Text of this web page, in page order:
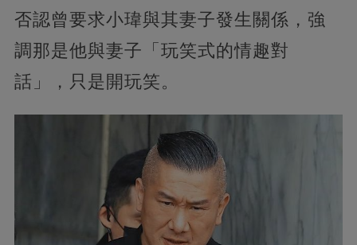
否認曾要求小瑋與其妻子發生關係，強
調那是他與妻子「玩笑式的情趣對
話」，只是開玩笑。